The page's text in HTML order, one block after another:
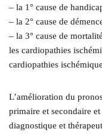
– la 1° cause de
– la 2° cause de
– la 3° cause de
les cardiopathies
cardiopathies
L’amélioration du
primaire et secondaire
diagnostique et